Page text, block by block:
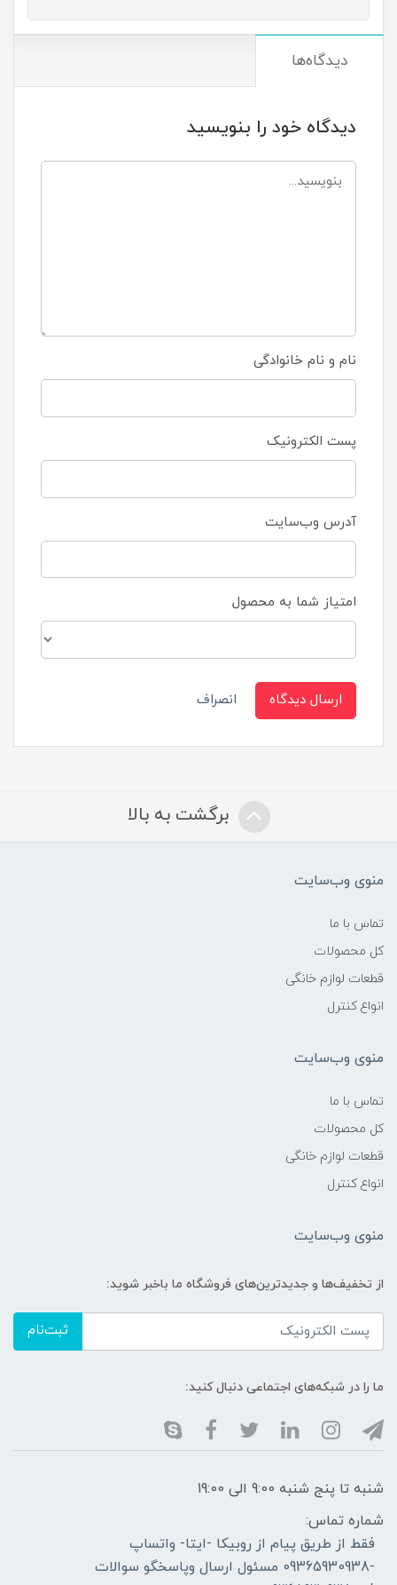
دیدگاه‌ها
دیدگاه خود را بنویسید
نام و نام خانوادگی
پست الکترونیک
آدرس وب‌سایت
امتیاز شما به محصول
ارسال دیدگاه انصراف
برگشت به بالا
منوی وب‌سایت
تماس با ما
کل محصولات
قطعات لوازم خانگی
انواع کنترل
منوی وب‌سایت
تماس با ما
کل محصولات
قطعات لوازم خانگی
انواع کنترل
منوی وب‌سایت
از تخفیف‌ها و جدیدترین‌های فروشگاه ما باخبر شوید:
ثبت‌نام
ما را در شبکه‌های اجتماعی دنبال کنید:
شنبه تا پنج شنبه 9:00 الی 19:00
شماره تماس:
فقط از طریق پیام از روبیکا -ایتا- واتساپ
-09365930938 مسئول ارسال وپاسخگو سوالات